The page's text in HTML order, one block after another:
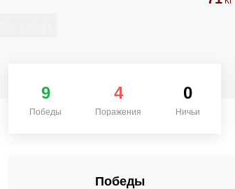
9
Победы
4
Поражения
0
Ничьи
Победы